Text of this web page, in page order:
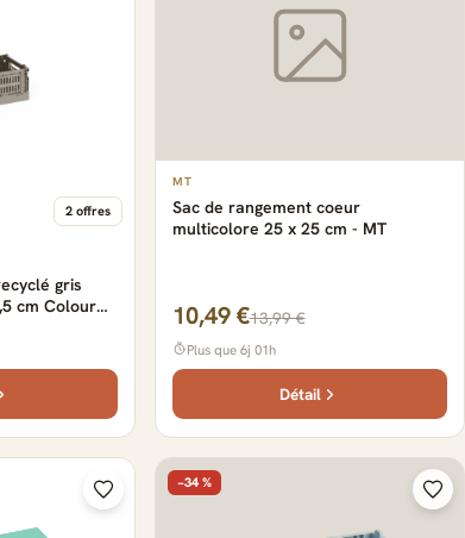
2 offres
gris
cm Colour
MT
Sac de rangement coeur
multicolore 25 x 25 cm - MT
10,49 €13,99 €
Plus que 6j 01h
Détail
−34 %